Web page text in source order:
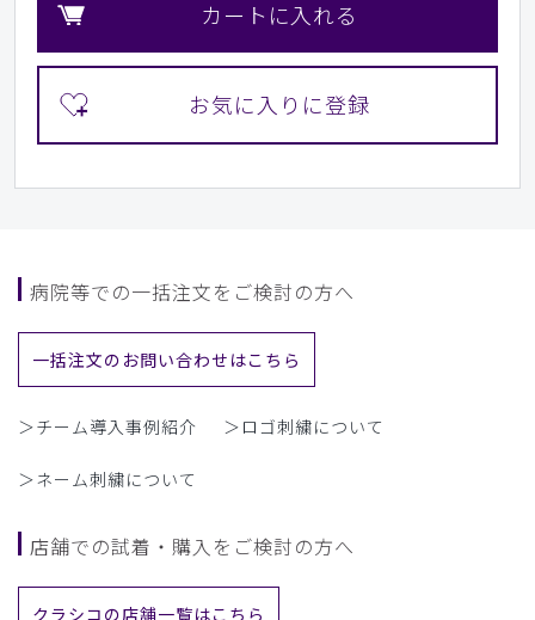
カートに入れる
病院等での一括注文をご検討の方へ
一括注文のお問い合わせはこちら
＞チーム導入事例紹介 ＞ロゴ刺繍について
＞ネーム刺繍について
店舗での試着・購入をご検討の方へ
クラシコの店舗一覧はこちら